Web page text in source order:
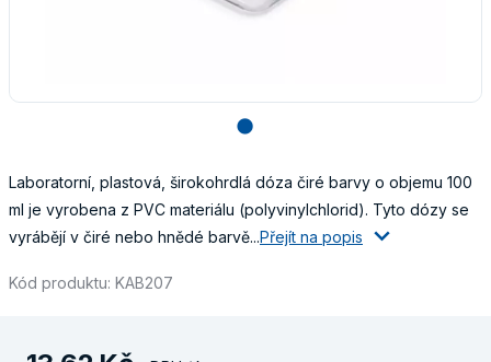
lens
Laboratorní, plastová, širokohrdlá dóza čiré barvy o objemu 100
ml je vyrobena z PVC materiálu (polyvinylchlorid). Tyto dózy se
vyrábějí v čiré nebo hnědé barvě...Přejít na popis
Kód produktu: KAB207